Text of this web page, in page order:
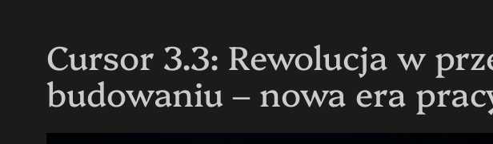
Cursor 3.3: Rewolucja w
budowaniu – nowa era